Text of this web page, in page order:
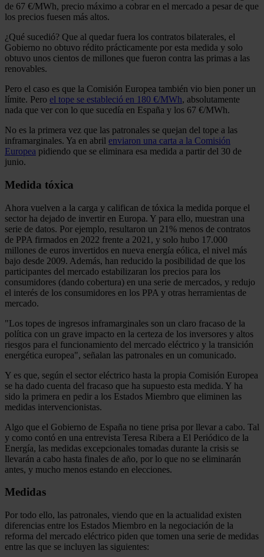
de 67 €/MWh, precio máximo a cobrar en el mercado a pesar de que
los precios fuesen más altos.
¿Qué sucedió? Que al quedar fuera los contratos bilaterales, el
Gobierno no obtuvo rédito prácticamente por esta medida y solo
obtuvo unos cientos de millones que fueron contra las primas a las
renovables.
Pero el caso es que la Comisión Europea también vio bien poner un
límite. Pero el tope se estableció en 180 €/MWh, absolutamente
nada que ver con lo que sucedía en España y los 67 €/MWh.
No es la primera vez que las patronales se quejan del tope a las
inframarginales. Ya en abril enviaron una carta a la Comisión
Europea pidiendo que se eliminara esa medida a partir del 30 de
junio.
Medida tóxica
Ahora vuelven a la carga y califican de tóxica la medida porque el
sector ha dejado de invertir en Europa. Y para ello, muestran una
serie de datos. Por ejemplo, resultaron un 21% menos de contratos
de PPA firmados en 2022 frente a 2021, y solo hubo 17.000
millones de euros invertidos en nueva energía eólica, el nivel más
bajo desde 2009. Además, han reducido la posibilidad de que los
participantes del mercado estabilizaran los precios para los
consumidores (dando cobertura) en una serie de mercados, y redujo
el interés de los consumidores en los PPA y otras herramientas de
mercado.
"Los topes de ingresos inframarginales son un claro fracaso de la
política con un grave impacto en la certeza de los inversores y altos
riesgos para el funcionamiento del mercado eléctrico y la transición
energética europea", señalan las patronales en un comunicado.
Y es que, según el sector eléctrico hasta la propia Comisión Europea
se ha dado cuenta del fracaso que ha supuesto esta medida. Y ha
sido la primera en pedir a los Estados Miembro que eliminen las
medidas intervencionistas.
Algo que el Gobierno de España no tiene prisa por llevar a cabo. Tal
y como contó en una entrevista Teresa Ribera a El Periódico de la
Energía, las medidas excepcionales tomadas durante la crisis se
llevarán a cabo hasta finales de año, por lo que no se eliminarán
antes, y mucho menos estando en elecciones.
Medidas
Por todo ello, las patronales, viendo que en la actualidad existen
diferencias entre los Estados Miembro en la negociación de la
reforma del mercado eléctrico piden que tomen una serie de medidas
entre las que se incluyen las siguientes: